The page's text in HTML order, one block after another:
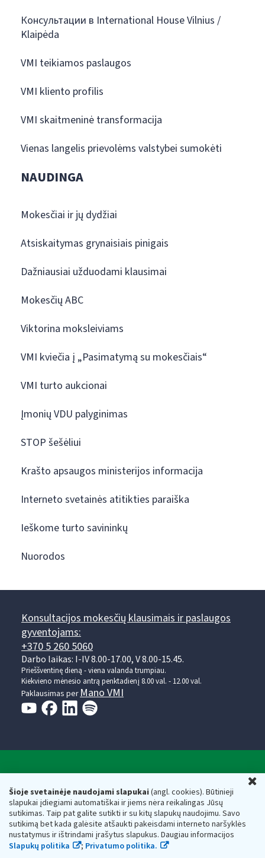
Šioje svetainėje naudojami slapukai(angl. cookies). Būtinieji
slapukai įdiegiami automatiškai ir jiems nėra reikalingas Jūsų
sutikimas. Taip pat galite sutikti ir su kitų slapukų naudojimu. Savo
sutikimą bet kada galėsite atšaukti pakeisdami interneto naršyklės
nustatymus ir ištrindami įrašytus slapukus. Daugiau informacijos
Slapukų politika
; Privatumo politika.
Консультации в International House Vilnius /
Klaipėda
VMI teikiamos paslaugos
VMI kliento profilis
VMI skaitmeninė transformacija
Vienas langelis prievolėms valstybei sumokėti
NAUDINGA
Mokesčiai ir jų dydžiai
Atsiskaitymas grynaisiais pinigais
Dažniausiai užduodami klausimai
Mokesčių ABC
Viktorina moksleiviams
VMI kviečia į „Pasimatymą su mokesčiais“
VMI turto aukcionai
Įmonių VDU palyginimas
STOP šešėliui
Krašto apsaugos ministerijos informacija
Interneto svetainės atitikties paraiška
Ieškome turto savininkų
Nuorodos
Konsultacijos mokesčių klausimais ir paslaugos
gyventojams:
+370 5 260 5060
Darbo laikas: I-IV 8.00-17.00, V 8.00-15.45.
Prieššventinę dieną - viena valanda trumpiau.
Kiekvieno mėnesio antrą penktadienį 8.00 val. - 12.00 val.
Paklausimas perMano VMI
Valstybinė mokesčių inspekcija prie Lietuvos
Respublikos finansų ministerijos
Biudžetinė įstaiga. Juridinio asmens kodas — 188659752,
adresas: Vasario 16-osios g. 14, 01107 Vilnius, Lietuva, el.paštas:
vmi@vmi.lt , E. pristatymo dėžutės adresas 188659752
Duomenys apie Valstybinę mokesčių inspekciją prie Lietuvos
Respublikos finansų ministerijos kaupiami ir saugomi Juridinių